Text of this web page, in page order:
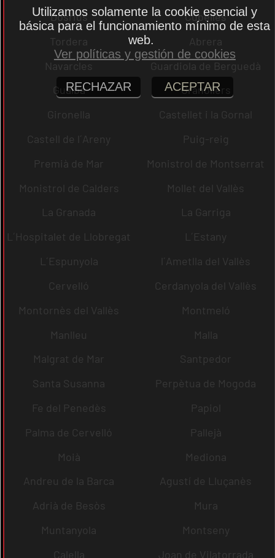
Dosrius
Cubelles
Tordera
Abrera
Navarcles
Guardiola de Berguedà
Gualba
Granollers
Gironella
Castellet i la Gornal
Castell de l´Areny
Puig-reig
Premià de Mar
Monistrol de Montserrat
Monistrol de Calders
Mollet del Vallès
La Granada
La Garriga
L´Hospitalet de Llobregat
L´Estany
L´Espunyola
l´Ametlla del Vallès
Cervelló
Cerdanyola del Vallès
Montornès del Vallès
Montmeló
Manlleu
Malla
Malgrat de Mar
Santpedor
Santa Susanna
Perpètua de Mogoda
Fe del Penedès
Papiol
Palma de Cervelló
Pallejà
Moià
Mediona
Andreu de la Barca
Agustí de Lluçanès
Adrià de Besòs
Mura
Muntanyola
Montseny
Calella
Joan de Vilatorrada
Utilizamos solamente la cookie esencial y
básica para el funcionamiento mínimo de esta
web.
Ver políticas y gestión de cookies
RECHAZAR ACEPTAR